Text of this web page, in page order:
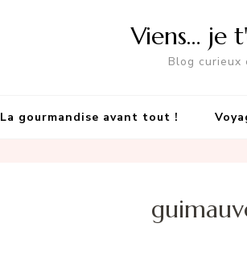
Viens… je
Blog curieux
La gourmandise avant tout !